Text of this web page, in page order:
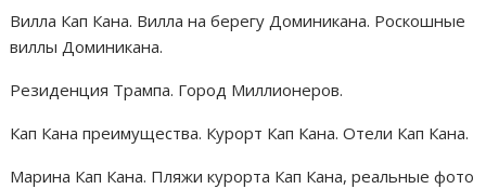
Вилла Кап Кана. Вилла на берегу Доминикана. Роскошные
виллы Доминикана.
Резиденция Трампа. Город Миллионеров.
Кап Кана преимущества. Курорт Кап Кана. Отели Кап Кана.
Марина Кап Кана. Пляжи курорта Кап Кана, реальные фото